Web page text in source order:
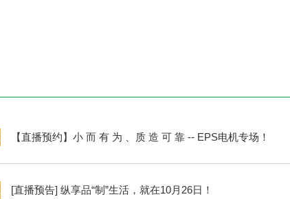
【直播预约】小 而 有 为 、质 造 可 靠 -- EPS电机专场！
[直播预告] 纵享品“制”生活，就在10月26日！